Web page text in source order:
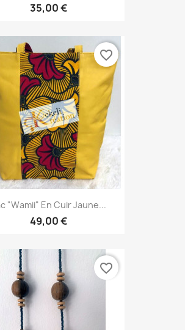
35,00 €
"Wamii" En Cuir Jaune...
49,00 €
favorite_border
favorite_border